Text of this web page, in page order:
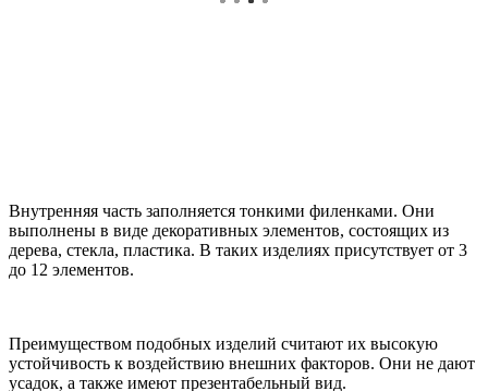
Внутренняя часть заполняется тонкими филенками. Они
выполнены в виде декоративных элементов, состоящих из
дерева, стекла, пластика. В таких изделиях присутствует от 3
до 12 элементов.
Преимуществом подобных изделий считают их высокую
устойчивость к воздействию внешних факторов. Они не дают
усадок, а также имеют презентабельный вид.